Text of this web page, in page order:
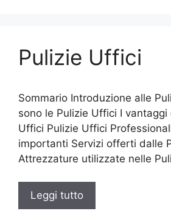
Pulizie Uffici
Sommario Introduzione alle
sono le Pulizie Uffici I vantaggi
Uffici Pulizie Uffici
importanti Servizi offerti dalle
Attrezzature utilizzate nelle
Leggi tutto